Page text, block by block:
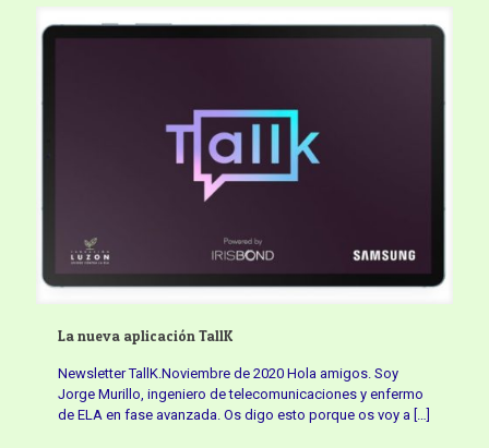
La nueva aplicación TallK
Newsletter TallK.Noviembre de 2020 Hola amigos. Soy
Jorge Murillo, ingeniero de telecomunicaciones y enfermo
de ELA en fase avanzada. Os digo esto porque os voy a […]